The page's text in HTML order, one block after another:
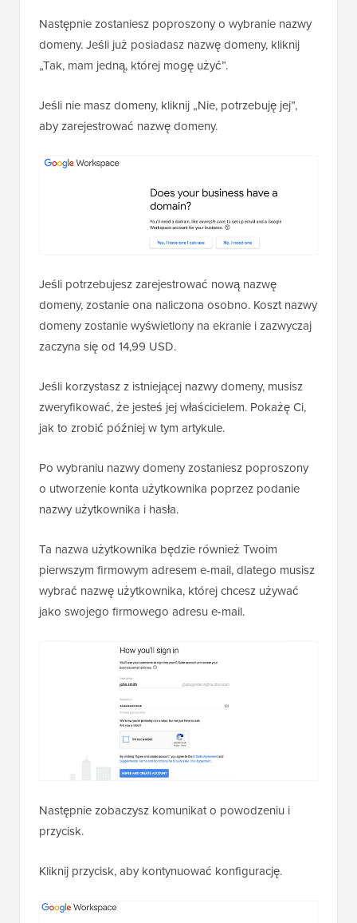
Następnie zostaniesz poproszony o wybranie nazwy
domeny. Jeśli już posiadasz nazwę domeny, kliknij
„Tak, mam jedną, której mogę użyć”.
Jeśli nie masz domeny, kliknij „Nie, potrzebuję jej”,
aby zarejestrować nazwę domeny.
Jeśli potrzebujesz zarejestrować nową nazwę
domeny, zostanie ona naliczona osobno. Koszt nazwy
domeny zostanie wyświetlony na ekranie i zazwyczaj
zaczyna się od 14,99 USD.
Jeśli korzystasz z istniejącej nazwy domeny, musisz
zweryfikować, że jesteś jej właścicielem. Pokażę Ci,
jak to zrobić później w tym artykule.
Po wybraniu nazwy domeny zostaniesz poproszony
o utworzenie konta użytkownika poprzez podanie
nazwy użytkownika i hasła.
Ta nazwa użytkownika będzie również Twoim
pierwszym firmowym adresem e-mail, dlatego musisz
wybrać nazwę użytkownika, której chcesz używać
jako swojego firmowego adresu e-mail.
Następnie zobaczysz komunikat o powodzeniu i
przycisk.
Kliknij przycisk, aby kontynuować konfigurację.